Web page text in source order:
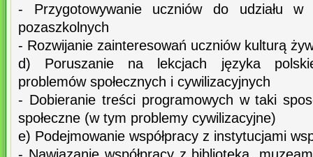
- Przygotowywanie uczniów do udziału w
pozaszkolnych
- Rozwijanie zainteresowań uczniów kulturą
d) Poruszanie na lekcjach języka
problemów społecznych i cywilizacyjnych
- Dobieranie treści programowych w taki
społeczne (w tym problemy cywilizacyjne)
e) Podejmowanie współpracy z instytucjami